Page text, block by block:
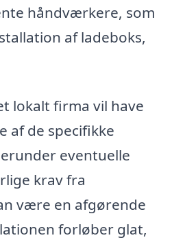
håndværkere, som
af ladeboks,
lokalt firma vil have
af de specifikke
eventuelle
krav fra
være en afgørende
forløber glat,